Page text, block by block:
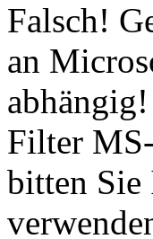
Falsch!
an
Filter
bitten Sie